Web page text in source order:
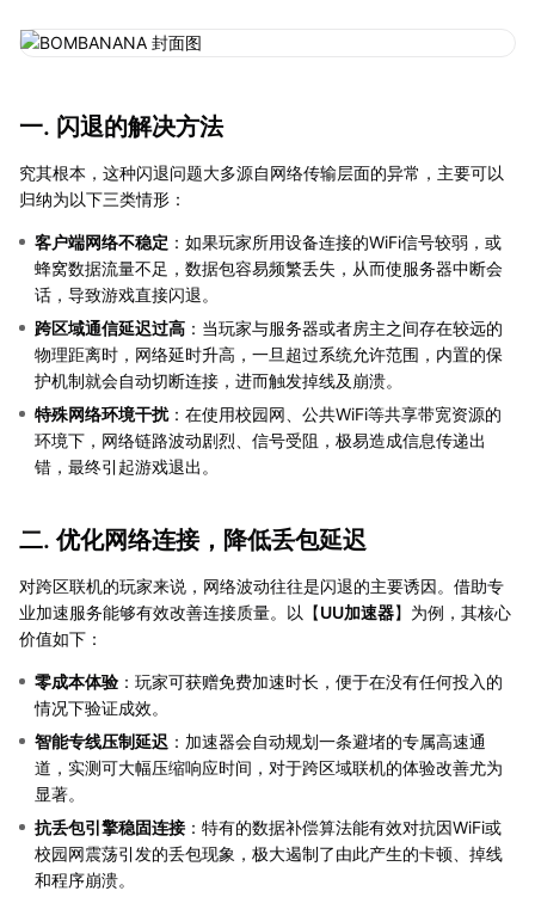
一. 闪退的解决方法
究其根本，这种闪退问题大多源自网络传输层面的异常，主要可以
归纳为以下三类情形：
客户端网络不稳定 ：如果玩家所用设备连接的WiFi信号较弱，或
蜂窝数据流量不足，数据包容易频繁丢失，从而使服务器中断会
话，导致游戏直接闪退。
跨区域通信延迟过高 ：当玩家与服务器或者房主之间存在较远的
物理距离时，网络延时升高，一旦超过系统允许范围，内置的保
护机制就会自动切断连接，进而触发掉线及崩溃。
特殊网络环境干扰：在使用校园网、公共WiFi等共享带宽资源的
环境下，网络链路波动剧烈、信号受阻，极易造成信息传递出
错，最终引起游戏退出。
二. 优化网络连接，降低丢包延迟
对跨区联机的玩家来说，网络波动往往是闪退的主要诱因。借助专
业加速服务能够有效改善连接质量。以【UU加速器】为例，其核心
价值如下：
零成本体验 ：玩家可获赠免费加速时长，便于在没有任何投入的
情况下验证成效。
智能专线压制延迟 ：加速器会自动规划一条避堵的专属高速通
道，实测可大幅压缩响应时间，对于跨区域联机的体验改善尤为
显著。
抗丢包引擎稳固连接 ：特有的数据补偿算法能有效对抗因WiFi或
校园网震荡引发的丢包现象，极大遏制了由此产生的卡顿、掉线
和程序崩溃。